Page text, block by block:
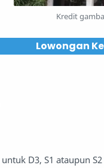
Kredit
Lowongan
D3, S1 ataupun